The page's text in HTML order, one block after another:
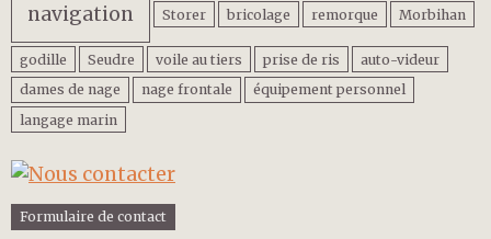
navigation Storer bricolage remorque Morbihan
godille Seudre voile au tiers prise de ris
auto-videur
dames de nage
nage frontale
équipement personnel
langage marin
Formulaire de contact